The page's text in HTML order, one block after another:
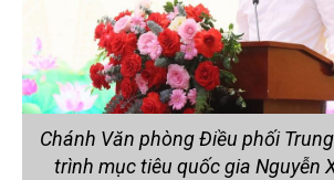
Chánh Văn phòng Điều phối
trình mục tiêu quốc gia Nguyễn